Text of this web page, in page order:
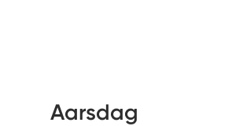
Aarsdag